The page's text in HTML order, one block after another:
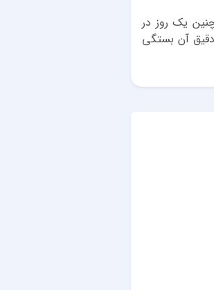
یک روز در
و روز دقیق آن بستگی